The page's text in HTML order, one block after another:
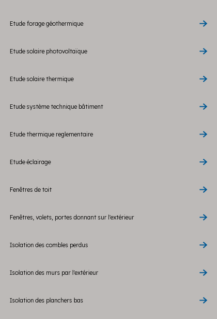
Etude forage géothermique
Etude solaire photovoltaïque
Etude solaire thermique
Etude système technique bâtiment
Etude thermique reglementaire
Etude éclairage
Fenêtres de toit
Fenêtres, volets, portes donnant sur l'extérieur
Isolation des combles perdus
Isolation des murs par l'extérieur
Isolation des planchers bas